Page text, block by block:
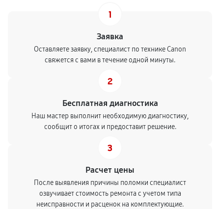
1
Заявка
Оставляете заявку, специалист по технике Canon
свяжется с вами в течение одной минуты.
2
Бесплатная диагностика
Наш мастер выполнит необходимую диагностику,
сообщит о итогах и предоставит решение.
3
Расчет цены
После выявления причины поломки специалист
озвучивает стоимость ремонта с учетом типа
неисправности и расценок на комплектующие.